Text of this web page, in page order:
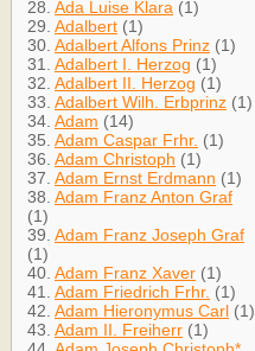
28. Ada Luise Klara (1)
29. Adalbert (1)
30. Adalbert Alfons Prinz (1)
31. Adalbert I. Herzog (1)
32. Adalbert II. Herzog (1)
33. Adalbert Wilh. Erbprinz (1)
34. Adam (14)
35. Adam Caspar Frhr. (1)
36. Adam Christoph (1)
37. Adam Ernst Erdmann (1)
38. Adam Franz Anton Graf
(1)
39. Adam Franz Joseph Graf
(1)
40. Adam Franz Xaver (1)
41. Adam Friedrich Frhr. (1)
42. Adam Hieronymus Carl (1)
43. Adam II. Freiherr (1)